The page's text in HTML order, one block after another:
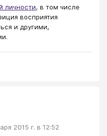
личности, в том числе
восприятия
и другими,
2015 г. в 12:52